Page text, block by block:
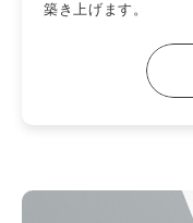
築き上げます。